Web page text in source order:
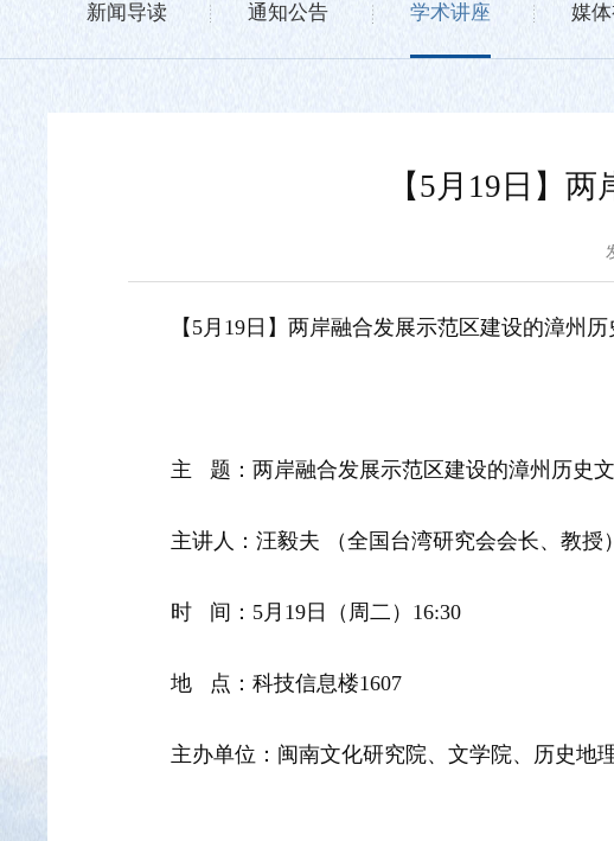
新闻导读 通知公告 学术讲座 媒
【5月19日】
【5月19日】两岸融合发展示范区建设的漳州
主 题：两岸融合发展示范区建设的漳州历史
主讲人：汪毅夫 （全国台湾研究会会长、教授）
时 间：5月19日（周二）16:30
地 点：科技信息楼1607
主办单位：闽南文化研究院、文学院、历史地